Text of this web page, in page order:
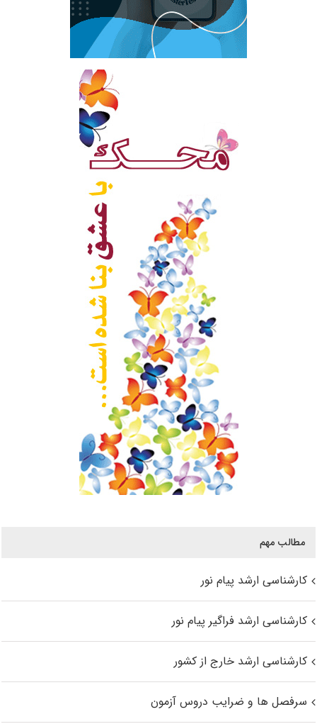
مطالب مهم
کارشناسی ارشد پیام نور
کارشناسی ارشد فراگیر پیام نور
کارشناسی ارشد خارج از کشور
سرفصل ها و ضرایب دروس آزمون